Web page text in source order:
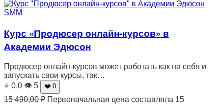
SMM
Курс «Продюсер онлайн-курсов» в
Академии Эдюсон
Продюсер онлайн-курсов может работать как на себя и
запускать свои курсы, так…
⭐ 0,0 👁 5 ❤️ 0
15 490,00₽ Первоначальная цена составляла 15